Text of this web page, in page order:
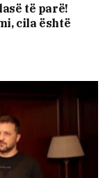
të parë!
cila është